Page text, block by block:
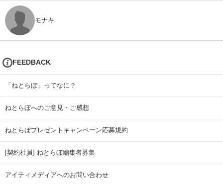
モナキ
FEEDBACK
「ねとらぼ」ってなに？
ねとらぼへのご意見・ご感想
ねとらぼプレゼントキャンペーン応募規約
[契約社員] ねとらぼ編集者募集
アイティメディアへのお問い合わせ